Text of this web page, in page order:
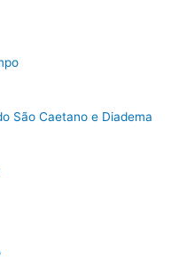
São Caetano e Diadema